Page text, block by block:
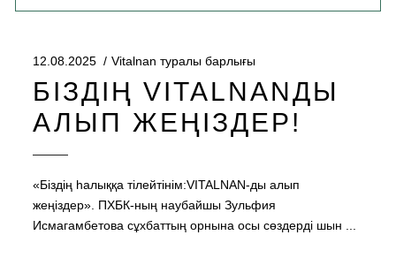
12.08.2025 Vitalnan туралы барлығы
БІЗДІҢ VITALNANДЫ
АЛЫП ЖЕҢІЗДЕР!
«Біздің һалыққа тілейтінім:VITALNAN-ды алып
жеңіздер». ПХБК-ның наубайшы Зульфия
Исмагамбетова сұхбаттың орнына осы сөздерді шын